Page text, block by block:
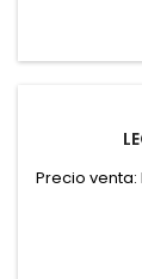
Precio venta: